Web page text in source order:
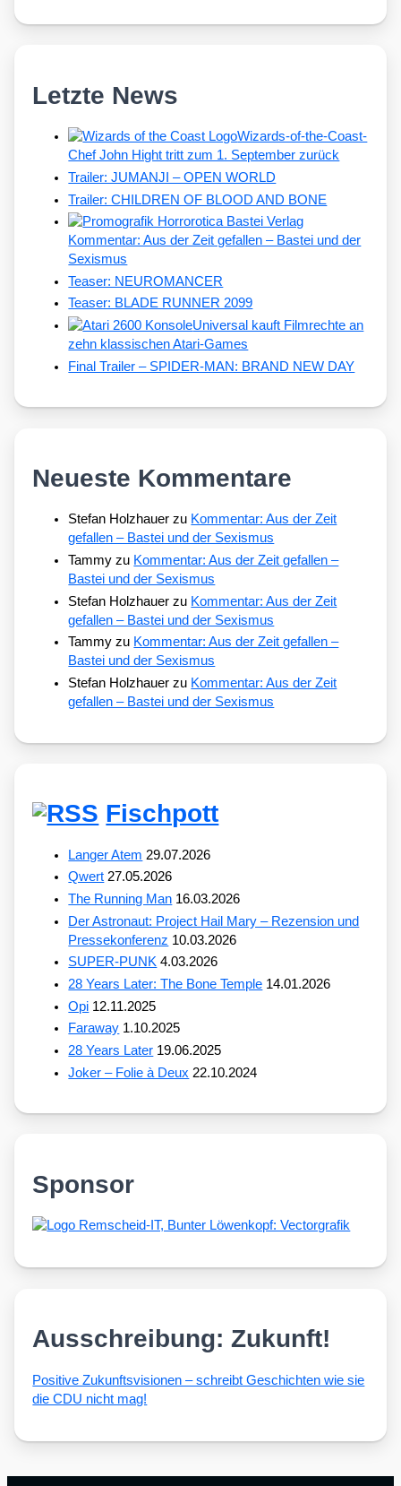
Letzte News
Wizards-of-the-Coast-
Chef John Hight tritt zum 1. September zurück
Trailer: JUMANJI – OPEN WORLD
Trailer: CHILDREN OF BLOOD AND BONE
Kommentar: Aus der Zeit gefallen – Bastei und der
Sexismus
Teaser: NEUROMANCER
Teaser: BLADE RUNNER 2099
Universal kauft Filmrechte an
zehn klassischen Atari-Games
Final Trailer – SPIDER-MAN: BRAND NEW DAY
Neueste Kommentare
Stefan Holzhauer zu Kommentar: Aus der Zeit
gefallen – Bastei und der Sexismus
Tammy zu Kommentar: Aus der Zeit gefallen –
Bastei und der Sexismus
Stefan Holzhauer zu Kommentar: Aus der Zeit
gefallen – Bastei und der Sexismus
Tammy zu Kommentar: Aus der Zeit gefallen –
Bastei und der Sexismus
Stefan Holzhauer zu Kommentar: Aus der Zeit
gefallen – Bastei und der Sexismus
Fischpott
Langer Atem 29.07.2026
Qwert 27.05.2026
The Running Man 16.03.2026
Der Astronaut: Project Hail Mary – Rezension und
Pressekonferenz 10.03.2026
SUPER-PUNK 4.03.2026
28 Years Later: The Bone Temple 14.01.2026
Opi 12.11.2025
Faraway 1.10.2025
28 Years Later 19.06.2025
Joker – Folie à Deux 22.10.2024
Sponsor
Ausschreibung: Zukunft!
Posi­ti­ve Zukunfts­vi­sio­nen – schreibt Geschich­ten wie sie
die CDU nicht mag!